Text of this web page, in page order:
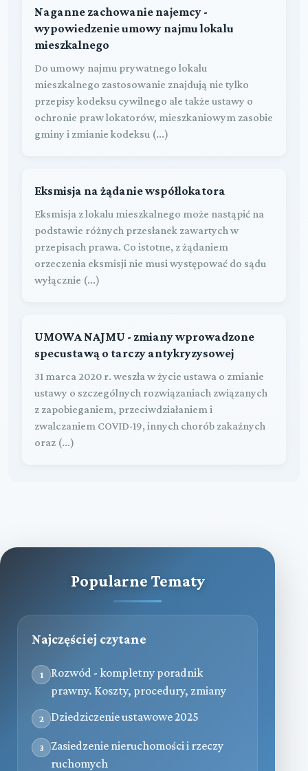
Naganne zachowanie najemcy -
wypowiedzenie umowy najmu lokalu
mieszkalnego
Do umowy najmu prywatnego lokalu
mieszkalnego zastosowanie znajdują nie tylko
przepisy kodeksu cywilnego ale także ustawy o
ochronie praw lokatorów, mieszkaniowym zasobie
gminy i zmianie kodeksu (...)
Eksmisja na żądanie współlokatora
Eksmisja z lokalu mieszkalnego może nastąpić na
podstawie różnych przesłanek zawartych w
przepisach prawa. Co istotne, z żądaniem
orzeczenia eksmisji nie musi występować do sądu
wyłącznie (...)
UMOWA NAJMU - zmiany wprowadzone
specustawą o tarczy antykryzysowej
31 marca 2020 r. weszła w życie ustawa o zmianie
ustawy o szczególnych rozwiązaniach związanych
z zapobieganiem, przeciwdziałaniem i
zwalczaniem COVID-19, innych chorób zakaźnych
oraz (...)
Popularne Tematy
Najczęściej czytane
1
Rozwód - kompletny poradnik
prawny. Koszty, procedury, zmiany
2 Dziedziczenie ustawowe 2025
3
Zasiedzenie nieruchomości i rzeczy
ruchomych